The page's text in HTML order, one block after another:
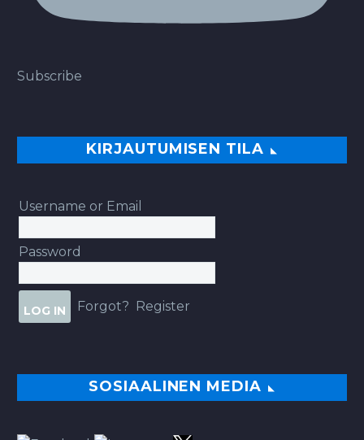
Subscribe
KIRJAUTUMISEN TILA
Username or Email
Password
Forgot? Register
SOSIAALINEN MEDIA